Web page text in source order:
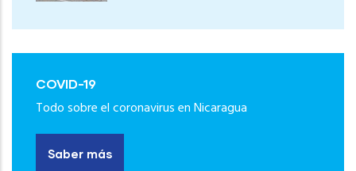
COVID-19
Todo sobre el coronavirus en Nicaragua
Saber más